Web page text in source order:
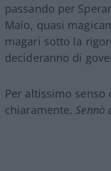
passando per
Maio, quasi
magari sotto la
decideranno di
Per altissimo
chiaramente.Sennò